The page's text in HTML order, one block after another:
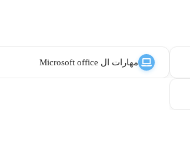
مهارات ال Microsoft office